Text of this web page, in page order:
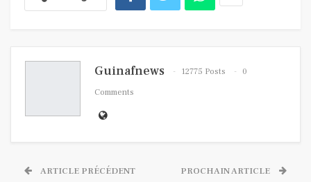
Guinafnews 12775 Posts
0
Comments
ARTICLE PRÉCÉDENT PROCHAIN ARTICLE